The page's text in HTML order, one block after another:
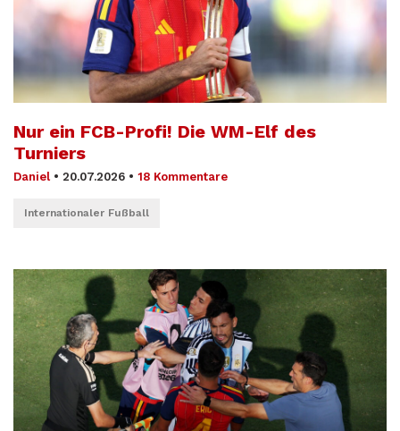
Nur ein FCB-Profi! Die WM-Elf des
Turniers
Daniel • 20.07.2026 • 18 Kommentare
Internationaler Fußball